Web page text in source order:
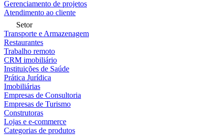
Gerenciamento de projetos
Atendimento ao cliente
Setor
Transporte e Armazenagem
Restaurantes
Trabalho remoto
CRM imobiliário
Instituições de Saúde
Prática Jurídica
Imobiliárias
Empresas de Consultoria
Empresas de Turismo
Construtoras
Lojas e e-commerce
Categorias de produtos